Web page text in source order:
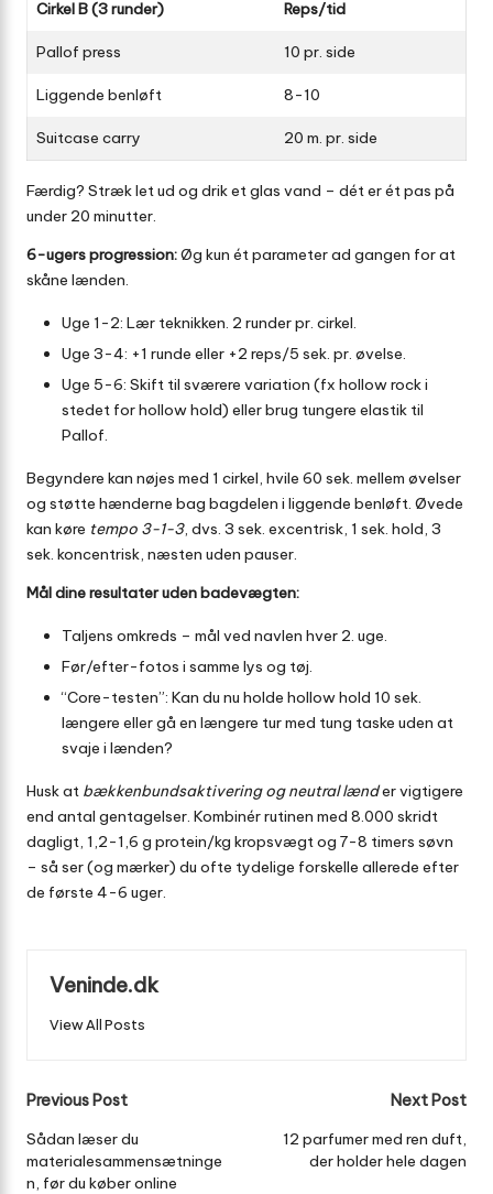
Cirkel B (3 runder) Reps/tid
Pallof press 10 pr. side
Liggende benløft 8-10
Suitcase carry 20 m. pr. side
Færdig? Stræk let ud og drik et glas vand – dét er ét pas på
under 20 minutter.
6-ugers progression:Øg kun ét parameter ad gangen for at
skåne lænden.
Uge 1-2: Lær teknikken. 2 runder pr. cirkel.
Uge 3-4: +1 runde eller +2 reps/5 sek. pr. øvelse.
Uge 5-6: Skift til sværere variation (fx hollow rock i
stedet for hollow hold) eller brug tungere elastik til
Pallof.
Begyndere kan nøjes med 1 cirkel, hvile 60 sek. mellem øvelser
og støtte hænderne bag bagdelen i liggende benløft. Øvede
kan køre tempo 3-1-3, dvs. 3 sek. excentrisk, 1 sek. hold, 3
sek. koncentrisk, næsten uden pauser.
Mål dine resultater uden badevægten:
Taljens omkreds – mål ved navlen hver 2. uge.
Før/efter-fotos i samme lys og tøj.
“Core-testen”: Kan du nu holde hollow hold 10 sek.
længere eller gå en længere tur med tung taske uden at
svaje i lænden?
Husk at bækken­bunds­aktivering og neutral lænder vigtigere
end antal gentagelser. Kombinér rutinen med 8.000 skridt
dagligt, 1,2-1,6 g protein/kg kropsvægt og 7-8 timers søvn
– så ser (og mærker) du ofte tydelige forskelle allerede efter
de første 4-6 uger.
Veninde.dk
View All Posts
Post
navigation
Previous Post
Sådan læser du
materialesammensætninge
n, før du køber online
Next Post
12 parfumer med ren duft,
der holder hele dagen